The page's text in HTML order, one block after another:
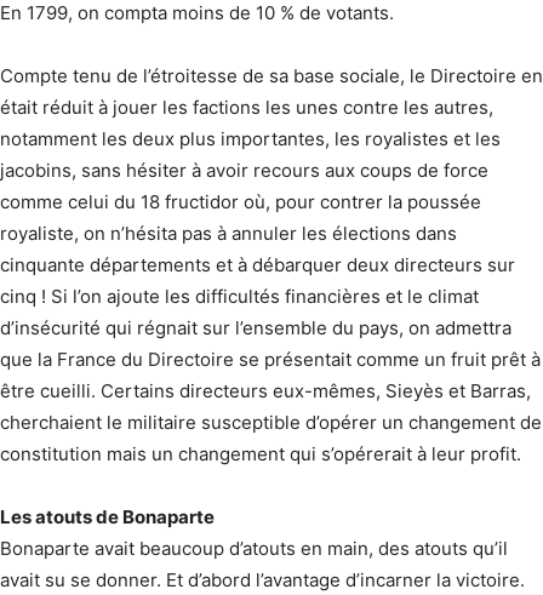
En 1799, on compta moins de 10 % de votants.
Compte tenu de l’étroitesse de sa base sociale, le Directoire en
était réduit à jouer les factions les unes contre les autres,
notamment les deux plus importantes, les royalistes et les
jacobins, sans hésiter à avoir recours aux coups de force
comme celui du 18 fructidor où, pour contrer la poussée
royaliste, on n’hésita pas à annuler les élections dans
cinquante départements et à débarquer deux directeurs sur
cinq ! Si l’on ajoute les difficultés financières et le climat
d’insécurité qui régnait sur l’ensemble du pays, on admettra
que la France du Directoire se présentait comme un fruit prêt à
être cueilli. Certains directeurs eux-mêmes, Sieyès et Barras,
cherchaient le militaire susceptible d’opérer un changement de
constitution mais un changement qui s’opérerait à leur profit.
Les atouts de Bonaparte
Bonaparte avait beaucoup d’atouts en main, des atouts qu’il
avait su se donner. Et d’abord l’avantage d’incarner la victoire.